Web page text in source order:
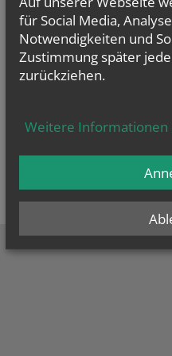
für Social Media,
Notwendigkeiten und
Zustimmung später
zurückziehen.
Weitere Informationen